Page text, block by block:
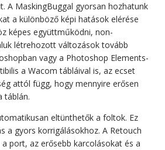
A MaskingBuggal gyorsan hozhatunk
a különböző képi hatások elérése
képes együttműködni, non-
létrehozott változások tovább
vagy a Photoshop Elements-
a Wacom tábláival is, az ecset
attól függ, hogy mennyire erősen
táblán.
eltünthetők a foltok. Ez
a gyors korrigálásokhoz. A Retouch
port, az erősebb karcolásokat és a